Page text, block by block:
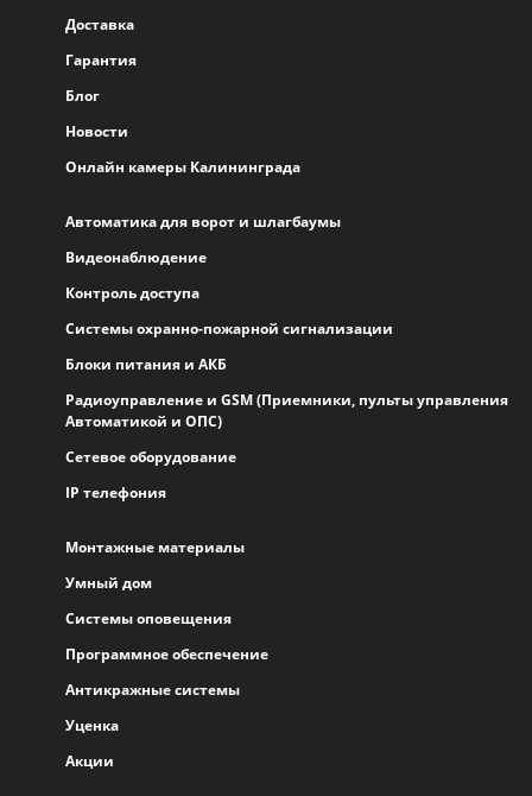
Доставка
Гарантия
Блог
Новости
Онлайн камеры Калининграда
Автоматика для ворот и шлагбаумы
Видеонаблюдение
Контроль доступа
Системы охранно-пожарной сигнализации
Блоки питания и АКБ
Радиоуправление и GSM (Приемники, пульты управления
Автоматикой и ОПС)
Сетевое оборудование
IP телефония
Монтажные материалы
Умный дом
Системы оповещения
Программное обеспечение
Антикражные системы
Уценка
Акции